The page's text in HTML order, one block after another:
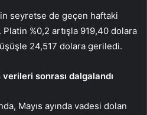
seyretse de geçen haftaki
Platin %0,2 artışla 919,40 dolara
24,517 dolara geriledi.
verileri sonrası dalgalandı
Mayıs ayında vadesi dolan